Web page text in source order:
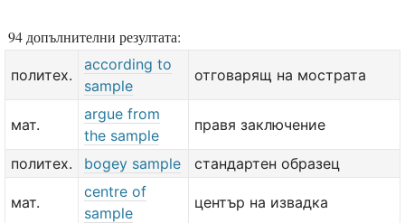
94 допълнителни резултата:
политех.
according to
sample
отговарящ на мострата
мат.
argue from
the sample
правя заключение
политех. bogey sample стандартен образец
мат.
centre of
sample
център на извадка